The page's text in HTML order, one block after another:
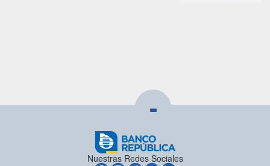
-
Nuestras Redes Sociales